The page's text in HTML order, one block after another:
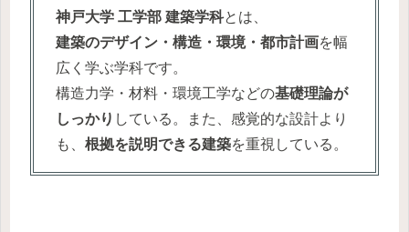
神戸大学 工学部 建築学科とは、
建築のデザイン・構造・環境・都市計画を幅
広く学ぶ学科です。
構造力学・材料・環境工学などの基礎理論が
しっかり している。また、感覚的な設計より
も、 根拠を説明できる建築を重視している。